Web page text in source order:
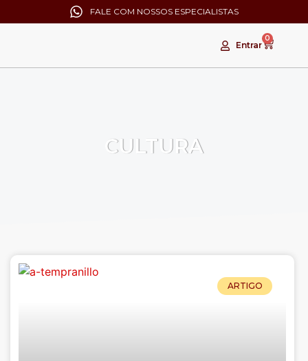
FALE COM NOSSOS ESPECIALISTAS
Entrar
0
CULTURA
ARTIGO